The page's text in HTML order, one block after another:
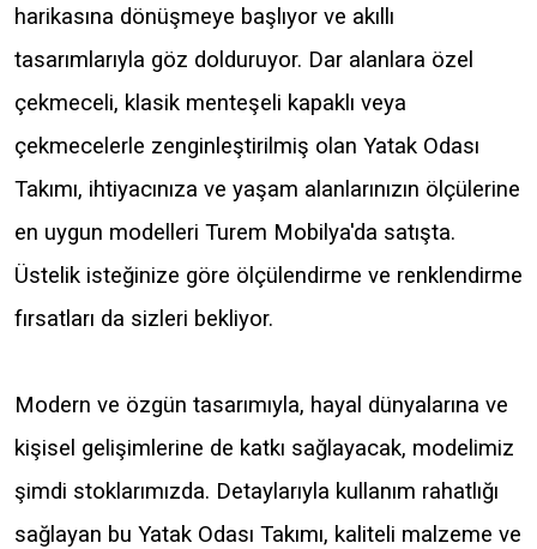
harikasına dönüşmeye başlıyor ve akıllı
tasarımlarıyla göz dolduruyor. Dar alanlara özel
çekmeceli, klasik menteşeli kapaklı veya
çekmecelerle zenginleştirilmiş olan Yatak Odası
Takımı, ihtiyacınıza ve yaşam alanlarınızın ölçülerine
en uygun modelleri Turem Mobilya'da satışta.
Üstelik isteğinize göre ölçülendirme ve renklendirme
fırsatları da sizleri bekliyor.
Modern ve özgün tasarımıyla, hayal dünyalarına ve
kişisel gelişimlerine de katkı sağlayacak, modelimiz
şimdi stoklarımızda. Detaylarıyla kullanım rahatlığı
sağlayan bu Yatak Odası Takımı, kaliteli malzeme ve